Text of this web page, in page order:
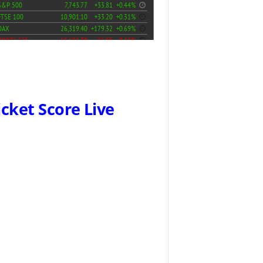
Score Live